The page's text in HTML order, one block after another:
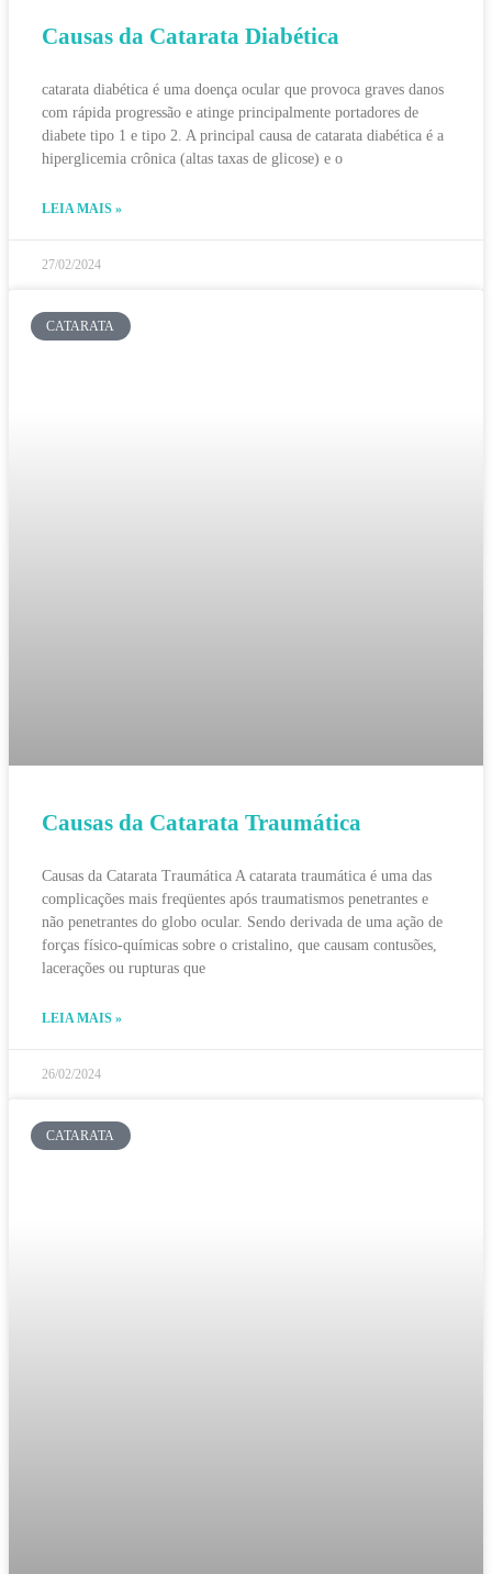
Causas da Catarata Diabética
catarata diabética é uma doença ocular que provoca graves danos
com rápida progressão e atinge principalmente portadores de
diabete tipo 1 e tipo 2. A principal causa de catarata diabética é a
hiperglicemia crônica (altas taxas de glicose) e o
LEIA MAIS »
27/02/2024
CATARATA
Causas da Catarata Traumática
Causas da Catarata Traumática A catarata traumática é uma das
complicações mais freqüentes após traumatismos penetrantes e
não penetrantes do globo ocular. Sendo derivada de uma ação de
forças físico-químicas sobre o cristalino, que causam contusões,
lacerações ou rupturas que
LEIA MAIS »
26/02/2024
CATARATA